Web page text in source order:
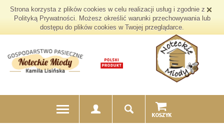
Strona korzysta z plików cookies w celu realizacji usług i zgodnie z
Polityką Prywatności. Możesz określić warunki przechowywania lub
dostępu do plików cookies w Twojej przeglądarce.